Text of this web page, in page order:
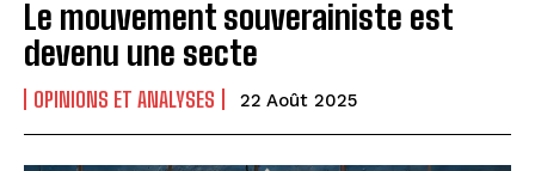
Le mouvement souverainiste est
devenu une secte
OPINIONS ET ANALYSES 22 Août 2025